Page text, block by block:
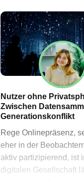
Nutzer ohne
Zwischen
Generationskonflikt
Rege Onlinepräsenz,
eher in der
aktiv partizipierend, ist
digitalen Gesellschaft